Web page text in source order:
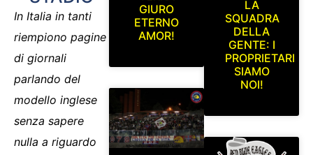
In Italia in tanti
riempiono pagine
di giornali
parlando del
modello inglese
senza sapere
nulla a riguardo
GIURO
ETERNO
AMOR!
LA
SQUADRA
DELLA
GENTE: I
PROPRIETARI
SIAMO
NOI!